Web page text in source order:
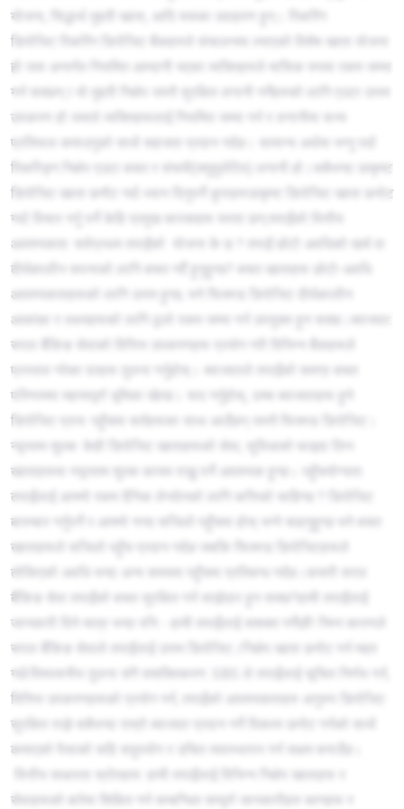
योजना, सिद्धार्थ मुद्दती खाता, आदि यसका उदाहरण हुन्। रिकरिंग
डिपोजिट रिकरिंग डिपोजिट बैंकहरुले संचालनमा ल्याएको विशेष खाता योजना
हो जस अन्तर्गत नियमित आम्दानी भएका व्यक्तिहरुले मासिक रुपमा रकम जम्मा
गर्न सक्छन् I यो मुद्दती निक्षेप जस्तै सुरक्षित लगानी गर्नेहरुको लागि एउटा उत्तम
उपकरण हो जसले व्यक्तिहरूलाई नियमित जम्मा गर्न र लगानीमा सभ्य
प्रतिफल कमाउनुको साथै सहजता प्रदान गर्दछ। सामान्य अर्थमा भन्नु पर्दा
रिकरिङ्ग निक्षेप एउटा बचत र संचयी(क्युमुलेटिव) लगानी हो।सबैभन्दा उत्कृष्ट
डिपोजिट खाता छनौट गर्दा ध्यान दिनुपर्ने कुराहरुउत्कृष्ट डिपोजिट खाता छनोट
गर्दा विचार गर्नु पर्ने केहि प्रमुख कारकहरू यस्ता छन्:तपाईंको वित्तीय
आवश्यकता: सर्वप्रथम तपाईंको योजना के छ ? तपाईं छोटो अवधिको खर्च वा
दीर्घकालीन सपनाको लागि बचत गर्दै हुनुहुन्छ? बचत खाताहरू छोटो-अवधि
आवश्यकताहरूको लागि उत्तम हुन्छ, भने फिक्स्ड डिपोजिट दीर्घकालीन
आकांक्षा र लक्ष्यहरूको लागि ठूलो रकम जम्मा गर्न उपयुक्त हुन सक्छ।ब्याजदर:
सरल बैंकिङ सेवाको वित्तिय उपकरणहरू प्रयोग गरी विभिन्न बैंकहरूले
प्रस्ताव गरेका दरहरू तुलना गर्नुहोस्। ब्याजदरले तपाईंको समग्र बचत
परिणाममा महत्त्वपूर्ण भूमिका खेल्छ। याद गर्नुहोस्, उच्च ब्याजदरहरू हुने
डिपोजिट प्राय: पहुँचमा सर्तहरूका साथ आउँछन् जस्तै फिक्स्ड डिपोजिट।
न्यूनतम शुल्क: केही डिपोजिट खाताहरूको सेवा, सुविधाको फाइदा लिन
खाताहरूमा नयूनतम शुल्क कायम राख्नु पर्ने आवश्यक हुन्छ। पहुँचयोग्यता:
तपाईंलाई आफ्नो रकम दैनिक लेनदेनको लागि कत्तिको चाहिन्छ ? डिपोजिट
बारम्बार गर्नुपर्ने र आफ्नो नगद सजिलो पहुँचमा होस् भन्ने चाहनुहुन्छ भने बचत
खाताहरूले सजिलो पहुँच प्रदान गर्दछ जबकि फिक्स्ड डिपोजिटहरूले
तोकिएको अवधि भन्दा अन्य समयमा पहुँचमा प्रतिबन्ध गर्दछ।कसरी सरल
बैंकिङ सेवा तपाईंको बचत सुरक्षित गर्न साझेदार हुन सक्छ?हामी तपाईंलाई
जानकारी दिने मात्र भन्दा पनि - हामी तपाईंलाई सशक्त गर्नेछौं! निम्न कारणले
सरल बैंकिङ सेवाले तपाईंलाई उत्तम डिपोजिट /निक्षेप खाता छनोट गर्न मद्दत
गर्छ:विश्वसनीय तुलना संगै सशक्तिकरण: SBS ले तपाईंलाई सूचित निर्णय गर्न,
वित्तिय उपकरणहरूको प्रयोग गर्न, तपाईंको आवश्यकताहरु अनुरुप डिपोजिट
सुरक्षित राख्ने सबैभन्दा राम्रो ब्याजदर प्रदान गर्ने विकल्प छनोट गर्नको साथै
कमाएको पैसाको सहि सदुपयोग र उचित व्यवस्थापन गर्न सक्षम बनाउँछ।
सेवाहरूको बारेमा शिक्षित गर्न सम्बन्धित सम्पूर्ण जानकारीहरु ब्लगहरू र